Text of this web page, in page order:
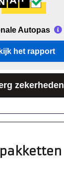
Autopas
het rapport
zekerheden